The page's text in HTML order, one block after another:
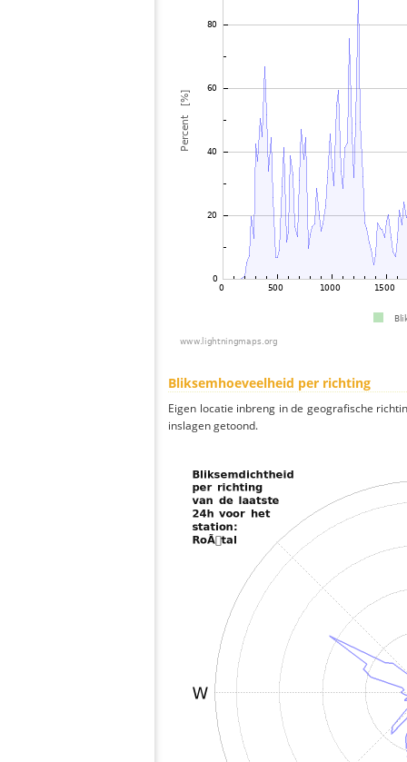
Bliksemhoeveelheid per richting
Eigen locatie inbreng in de geografische
inslagen getoond.